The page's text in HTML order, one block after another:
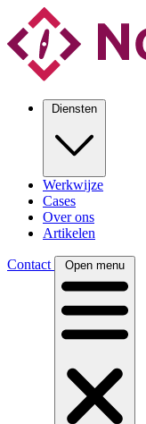
Diensten
Werkwijze
Cases
Over ons
Artikelen
Contact Open menu